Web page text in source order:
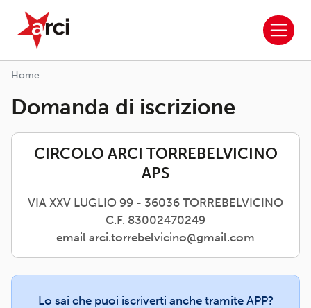
Salta al contenuto principale
ARCI APS
Home
Domanda di iscrizione
CIRCOLO ARCI TORREBELVICINO
APS
VIA XXV LUGLIO 99 - 36036 TORREBELVICINO
C.F. 83002470249
email arci.torrebelvicino@gmail.com
Lo sai che puoi iscriverti anche tramite APP?